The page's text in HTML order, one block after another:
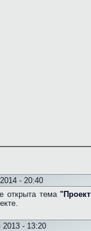
- 20:40
открыта тема
2013 - 13:20